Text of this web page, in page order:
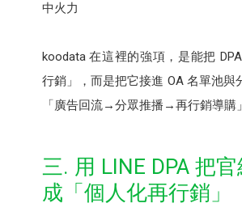
中火力
koodata 在這裡的強項，是能把
行銷」，而是把它接進 OA 名單池與
「廣告回流→分眾推播→再行銷導購
三. 用 LINE DPA 把
成「個人化再行銷」